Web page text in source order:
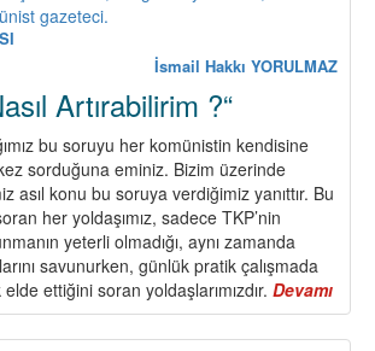
İsmail Hakkı YORULMAZ
Artırabilirim ?“
bu soruyu her komünistin kendisine
sorduğuna eminiz. Bizim üzerinde
asıl konu bu soruya verdiğimiz yanıttır. Bu
her yoldaşımız, sadece TKP’nin
yeterli olmadığı, aynı zamanda
savunurken, günlük pratik çalışmada
ettiğini soran yoldaşlarımızdır. Devamı
Nasıl